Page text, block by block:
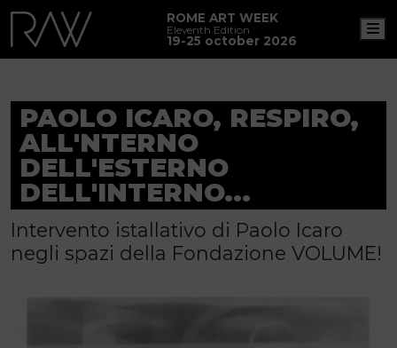
ROME ART WEEK
Eleventh Edition
19-25 october 2026
PAOLO ICARO, RESPIRO,
ALL'NTERNO
DELL'ESTERNO
DELL'INTERNO...
Intervento istallativo di Paolo Icaro
negli spazi della Fondazione VOLUME!